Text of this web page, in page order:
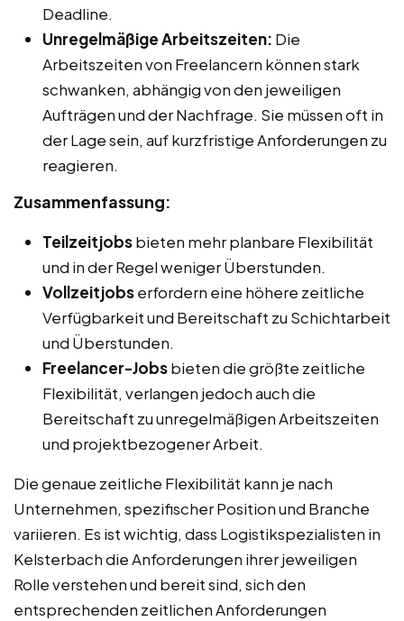
Deadline.
Unregelmäßige Arbeitszeiten: Die
Arbeitszeiten von Freelancern können stark
schwanken, abhängig von den jeweiligen
Aufträgen und der Nachfrage. Sie müssen oft in
der Lage sein, auf kurzfristige Anforderungen zu
reagieren.
Zusammenfassung:
Teilzeitjobsbieten mehr planbare Flexibilität
und in der Regel weniger Überstunden.
Vollzeitjobserfordern eine höhere zeitliche
Verfügbarkeit und Bereitschaft zu Schichtarbeit
und Überstunden.
Freelancer-Jobsbieten die größte zeitliche
Flexibilität, verlangen jedoch auch die
Bereitschaft zu unregelmäßigen Arbeitszeiten
und projektbezogener Arbeit.
Die genaue zeitliche Flexibilität kann je nach
Unternehmen, spezifischer Position und Branche
variieren. Es ist wichtig, dass Logistikspezialisten in
Kelsterbach die Anforderungen ihrer jeweiligen
Rolle verstehen und bereit sind, sich den
entsprechenden zeitlichen Anforderungen